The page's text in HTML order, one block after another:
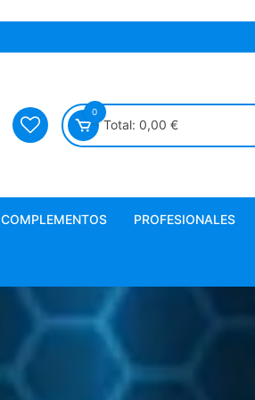
0
Total: 0,00 €
COMPLEMENTOS PROFESIONALES